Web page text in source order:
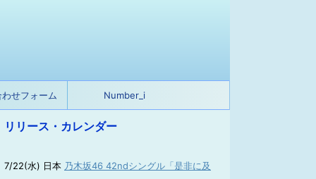
せフォーム Number_i
リリース・カレンダー
7/22(水) 日本 乃木坂46 42ndシングル「是非に及